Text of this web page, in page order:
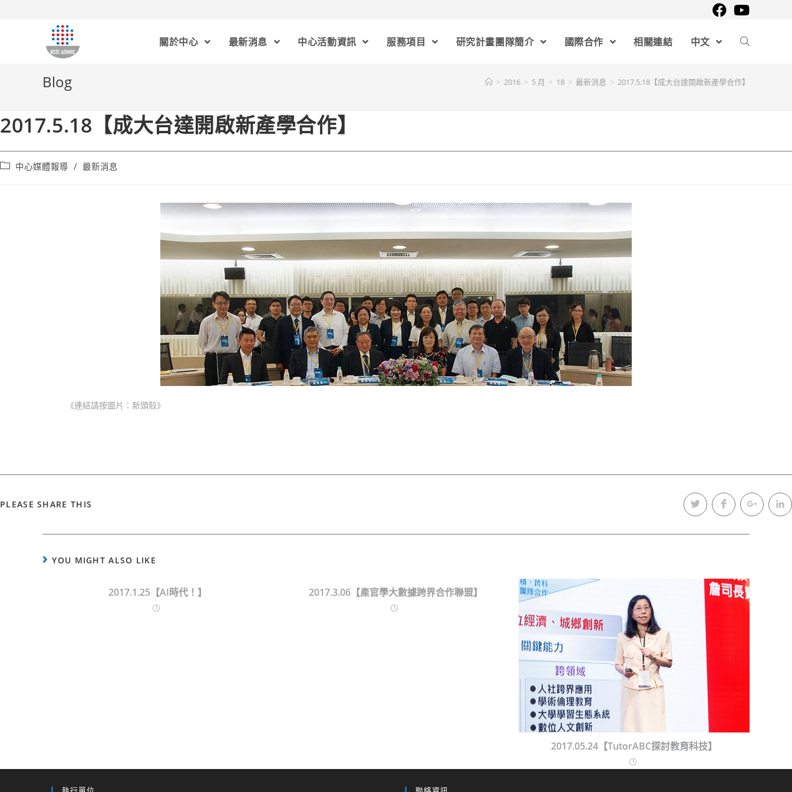
關於中心 最新消息 中心活動資訊 服務項目 研究計畫團隊簡介 國際合作 相關連結 中文
Blog > 2016 > 5 月 > 18 > 最新消息 > 2017.5.18【成大台達開啟新產學合作】
2017.5.18【成大台達開啟新產學合作】
中心媒體報導 / 最新消息
《連結請按圖片：新頭殼》
PLEASE SHARE THIS
YOU MIGHT ALSO LIKE
2017.1.25【AI時代！】 2017.3.06【產官學大數據跨界合作聯盟】
2017.05.24【TutorABC探討教育科技】